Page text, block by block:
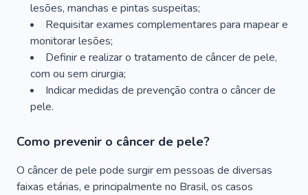
lesões, manchas e pintas suspeitas;
Requisitar exames complementares para mapear e
monitorar lesões;
Definir e realizar o tratamento de câncer de pele,
com ou sem cirurgia;
Indicar medidas de prevenção contra o câncer de
pele.
Como prevenir o câncer de pele?
O câncer de pele pode surgir em pessoas de diversas
faixas etárias, e principalmente no Brasil, os casos